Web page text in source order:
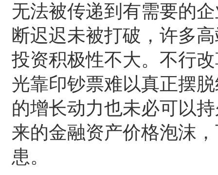
无法被传递到有需要的
断迟迟未被打破，许多
投资积极性不大。不行
光靠印钞票难以真正摆
的增长动力也未必可以
来的金融资产价格泡沫
患。